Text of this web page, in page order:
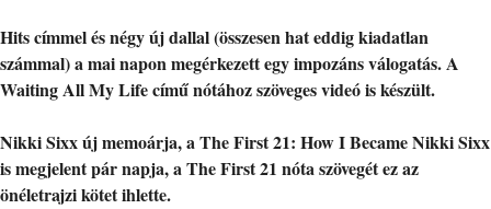
Hits címmel és négy új dallal (összesen hat eddig kiadatlan
számmal) a mai napon megérkezett egy impozáns válogatás. A
Waiting All My Life című nótához szöveges videó is készült.
Nikki Sixx új memoárja, a The First 21: How I Became Nikki Sixx
is megjelent pár napja, a The First 21 nóta szövegét ez az
önéletrajzi kötet ihlette.